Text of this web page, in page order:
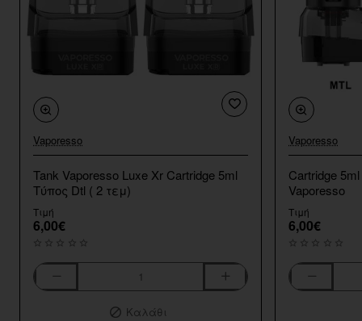
Vaporesso
Tank Vaporesso Luxe Xr Cartridge 5ml
Τύπος Dtl ( 2 τεμ)
Τιμή
6,00€
Tank
Καλάθι
Vaporesso
Cartridge
Vaporesso
Τιμή
6,00€
Cartridge